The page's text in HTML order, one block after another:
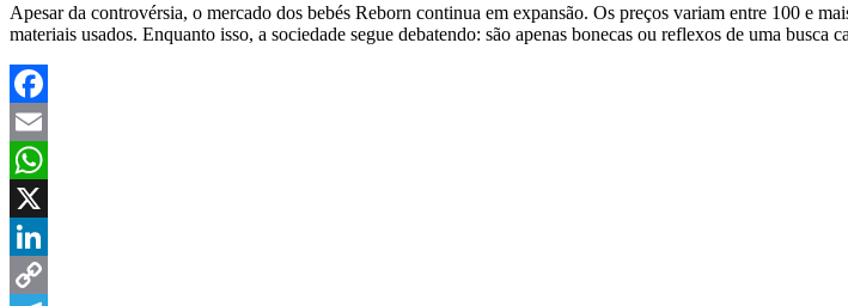
Apesar da controvérsia, o mercado dos bebés Reborn continua em expansão. Os preços variam entre 100 e
materiais usados. Enquanto isso, a sociedade segue debatendo: são apenas bonecas ou reflexos de uma
Facebook
Email
WhatsApp
X
LinkedIn